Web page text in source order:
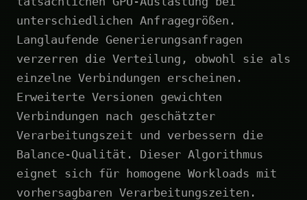
unterschiedlichen Anfragegrößen.
Langlaufende Generierungsanfragen
verzerren die Verteilung, obwohl sie als
einzelne Verbindungen erscheinen.
Erweiterte Versionen gewichten
Verbindungen nach geschätzter
Verarbeitungszeit und verbessern die
Balance-Qualität. Dieser Algorithmus
eignet sich für homogene Workloads mit
vorhersagbaren Verarbeitungszeiten.